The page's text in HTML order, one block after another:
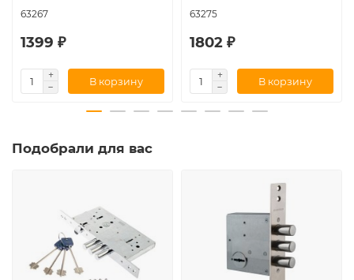
63267
1399 ₽
В корзину
63275
1802 ₽
В корзину
Подобрали для вас